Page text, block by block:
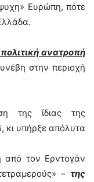
Ευρώπη, πότε
ανατροπή
στην περιοχή
της ίδιας της
κι υπήρξε απόλυτα
τον Ερντογάν
– της